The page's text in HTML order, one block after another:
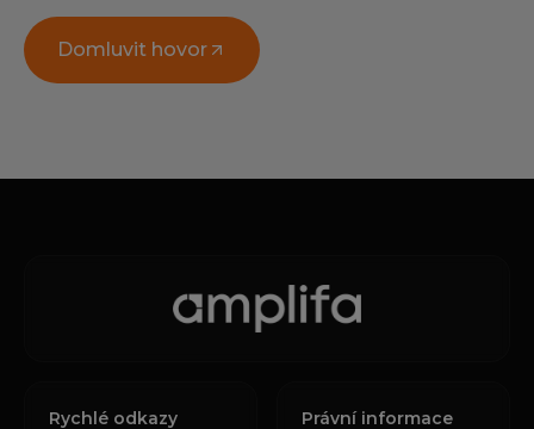
Domluvit hovor
Rychlé odkazy
Právní informace